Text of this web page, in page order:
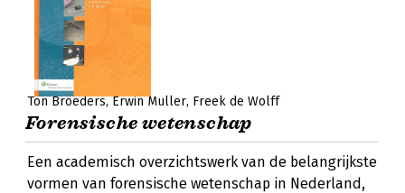
Ton Broeders Erwin Muller Freek de Wolff
Forensische wetenschap
Een academisch overzichtswerk van de belangrijkste
vormen van forensische wetenschap in Nederland,